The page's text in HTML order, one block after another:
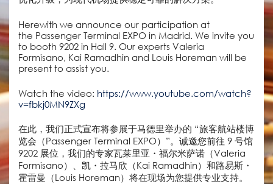
Herewith we announce our participation at
the Passenger Terminal EXPO in Madrid. We invite you
to booth 9202 in Hall 9. Our experts Valeria
Formisano, Kai Ramadhin and Louis Horeman will be
present to assist you.
Watch the video: https://www.youtube.com/watch?
v=fbkj0MN9ZXg
在此，我们正式宣布将参展于马德里举办的 “旅客航站楼博
览会（Passenger Terminal EXPO）”。诚邀您前往 9 号馆
9202 展位，我们的专家瓦莱里亚・福尔米萨诺（Valeria
Formisano）、凯・拉马欣（Kai Ramadhin）和路易斯・
霍雷曼（Louis Horeman）将在现场为您提供专业支持。